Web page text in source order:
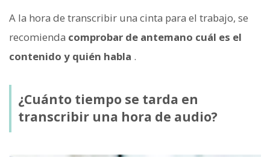
A la hora de transcribir una cinta para el trabajo, se
recomienda comprobar de antemano cuál es el
contenido y quién habla .
¿Cuánto tiempo se tarda en
transcribir una hora de audio?